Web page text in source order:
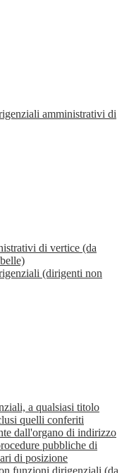
amministrativi di
di vertice (da
(dirigenti non
a qualsiasi titolo
quelli conferiti
dall'organo di indirizzo
pubbliche di
di posizione